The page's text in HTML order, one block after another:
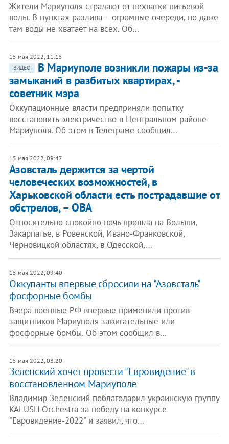
Жители Мариуполя страдают от нехватки питьевой
воды. В пунктах разлива – огромные очереди, но даже
там воды не хватает на всех. Об…
15 мая 2022, 11:15
ВИДЕО
В Мариуполе возникли пожары из-за
замыканий в разбитых квартирах, -
советник мэра
Оккупационные власти предприняли попытку
восстановить электричество в Центральном районе
Мариуполя. Об этом в Телеграме сообщил…
15 мая 2022, 09:47
Азовсталь держится за чертой
человеческих возможностей, в
Харьковской области есть пострадавшие от
обстрелов, – ОВА
Относительно спокойно ночь прошла на Волыни,
Закарпатье, в Ровенской, Ивано-Франковской,
Черновицкой областях, в Одесской,…
15 мая 2022, 09:40
Оккупанты впервые сбросили на "Азовсталь"
фосфорные бомбы
Вчера военные РФ впервые применили против
защитников Мариуполя зажигательные или
фосфорные бомбы. Об этом сообщил в…
15 мая 2022, 08:20
Зеленский хочет провести "Евровидение" в
восстановленном Мариуполе
Владимир Зеленский поблагодарил украинскую группу
KALUSH Orchestra за победу на конкурсе
"Евровидение-2022" и заявил, что…